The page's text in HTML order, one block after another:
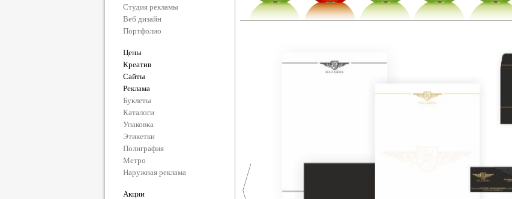
Студия рекламы
Веб дизайн
Портфолио
Цены
Креатив
Сайты
Реклама
Буклеты
Каталоги
Упаковка
Этикетки
Полиграфия
Метро
Наружная реклама
Акции